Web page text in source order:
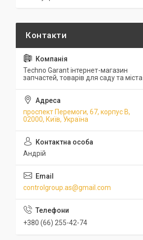
Techno Garant інтернет-магазин
запчастей, товарів для саду та міста
проспект Перемоги, 67, корпус В,
02000, Київ, Україна
Андрій
controlgroup.as@gmail.com
+380 (66) 255-42-74